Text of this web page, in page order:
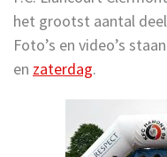
het grootst aantal
Foto’s en video’s
en zaterdag.